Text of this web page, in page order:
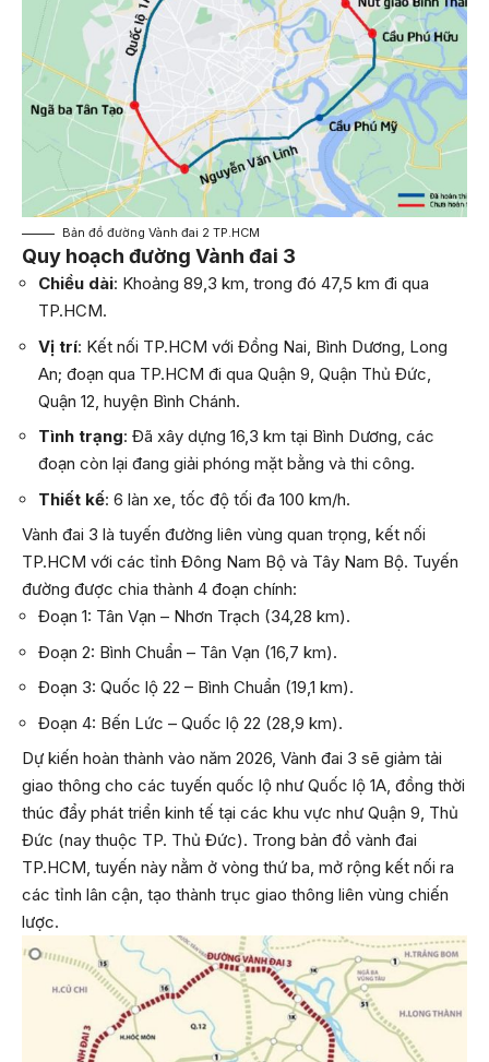
Bản đồ đường Vành đai 2 TP.HCM
Quy hoạch đường Vành đai 3
Chiều dài: Khoảng 89,3 km, trong đó 47,5 km đi qua
TP.HCM.
Vị trí: Kết nối TP.HCM với Đồng Nai, Bình Dương, Long
An; đoạn qua TP.HCM đi qua Quận 9, Quận Thủ Đức,
Quận 12, huyện Bình Chánh.
Tình trạng: Đã xây dựng 16,3 km tại Bình Dương, các
đoạn còn lại đang giải phóng mặt bằng và thi công.
Thiết kế: 6 làn xe, tốc độ tối đa 100 km/h.
Vành đai 3 là tuyến đường liên vùng quan trọng, kết nối
TP.HCM với các tỉnh Đông Nam Bộ và Tây Nam Bộ. Tuyến
đường được chia thành 4 đoạn chính:
Đoạn 1: Tân Vạn – Nhơn Trạch (34,28 km).
Đoạn 2: Bình Chuẩn – Tân Vạn (16,7 km).
Đoạn 3: Quốc lộ 22 – Bình Chuẩn (19,1 km).
Đoạn 4: Bến Lức – Quốc lộ 22 (28,9 km).
Dự kiến hoàn thành vào năm 2026, Vành đai 3 sẽ giảm tải
giao thông cho các tuyến quốc lộ như Quốc lộ 1A, đồng thời
thúc đẩy phát triển kinh tế tại các khu vực như Quận 9, Thủ
Đức (nay thuộc TP. Thủ Đức). Trong bản đồ vành đai
TP.HCM, tuyến này nằm ở vòng thứ ba, mở rộng kết nối ra
các tỉnh lân cận, tạo thành trục giao thông liên vùng chiến
lược.